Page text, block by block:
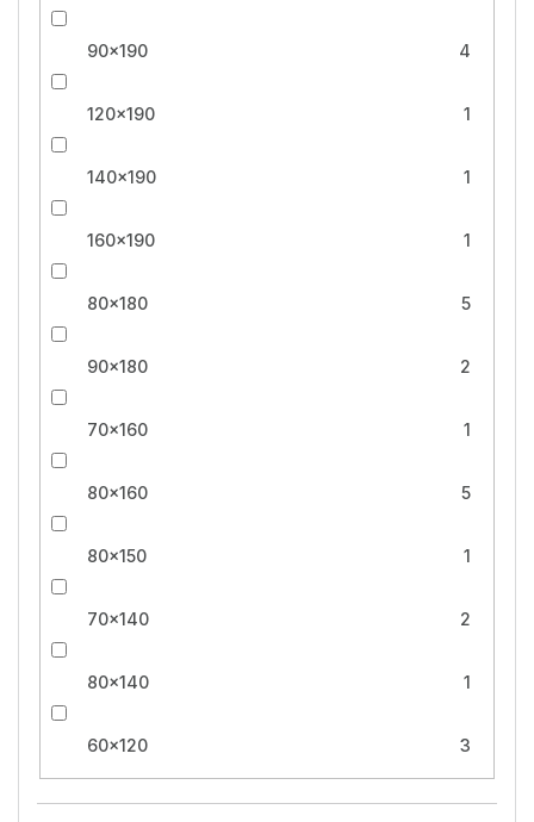
90x190 4
120x190 1
140x190 1
160x190 1
80x180 5
90x180 2
70x160 1
80x160 5
80x150 1
70x140 2
80x140 1
60x120 3